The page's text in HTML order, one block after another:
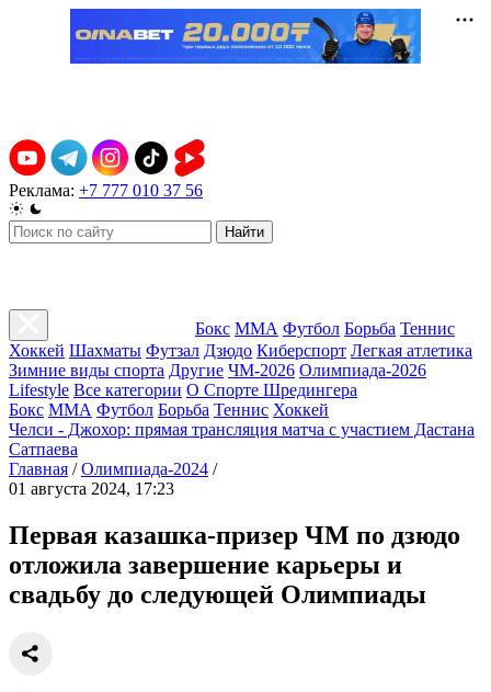
Реклама: +7 777 010 37 56
Найти
Бокс ММА Футбол Борьба Теннис
Хоккей Шахматы Футзал Дзюдо Киберспорт Легкая атлетика
Зимние виды спорта Другие ЧМ-2026 Олимпиада-2026
Lifestyle Все категории О Спорте Шредингера
Бокс ММА Футбол Борьба Теннис Хоккей
Челси - Джохор: прямая трансляция матча с участием Дастана
Сатпаева
Главная / Олимпиада-2024 /
01 августа 2024, 17:23
Первая казашка-призер ЧМ по дзюдо
отложила завершение карьеры и
свадьбу до следующей Олимпиады